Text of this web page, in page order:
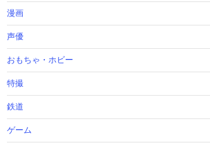
漫画
声優
おもちゃ・ホビー
特撮
鉄道
ゲーム